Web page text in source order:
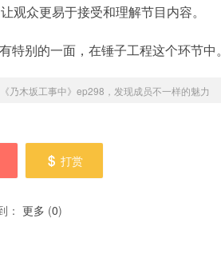
观众更易于接受和理解节目内容。
别的一面，在锤子工程这个环节中。
乃木坂工事中》ep298，发现成员不一样的魅力
打赏
： 更多 (0)